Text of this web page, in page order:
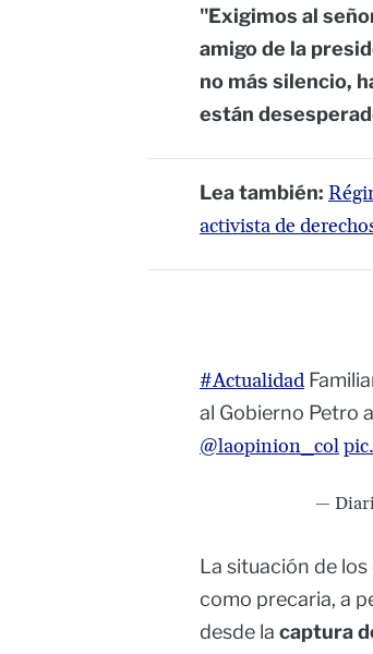
"Exigimos al
amigo de la
no más silencio,
están
Lea también:
activista de
#Actualidad
al Gobierno Petro
@laopinion_col
—
La situación de
como precaria, a
desde la captura